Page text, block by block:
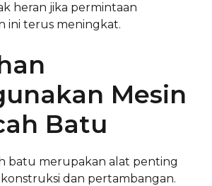
heran jika permintaan
ini terus meningkat.
Mesin
Batu
batu merupakan alat penting
dan pertambangan.